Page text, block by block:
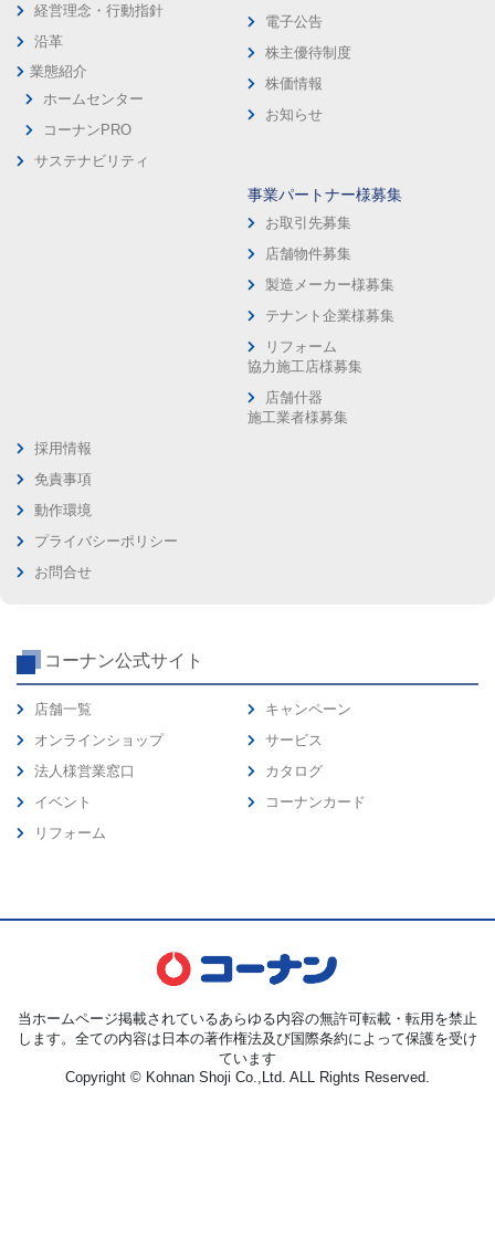
経営理念・行動指針
沿革
業態紹介
ホームセンター
コーナンPRO
サステナビリティ
電子公告
株主優待制度
株価情報
お知らせ
事業パートナー様募集
お取引先募集
店舗物件募集
製造メーカー様募集
テナント企業様募集
リフォーム
協力施工店様募集
店舗什器
施工業者様募集
採用情報
免責事項
動作環境
プライバシーポリシー
お問合せ
コーナン公式サイト
店舗一覧
オンラインショップ
法人様営業窓口
イベント
リフォーム
キャンペーン
サービス
カタログ
コーナンカード
当ホームページ掲載されているあらゆる内容の無許可転載・転用を禁止
します。全ての内容は日本の著作権法及び国際条約によって保護を受け
ています
Copyright © Kohnan Shoji Co.,Ltd. ALL Rights Reserved.